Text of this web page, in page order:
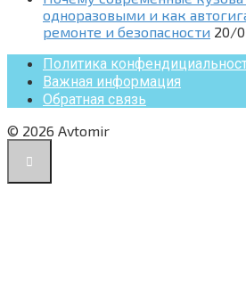
одноразовыми и как
ремонте и безопасности 20/
Политика
Важная информация
Обратная связь
© 2026 Avtomir